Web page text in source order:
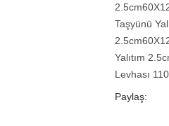
Taşyünü
Yalıtım
Levhası
Paylaş: